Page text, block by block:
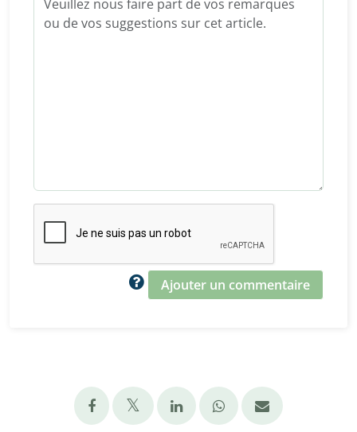
Ajouter un commentaire